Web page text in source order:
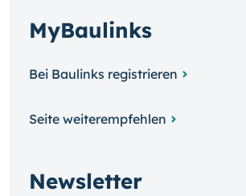
MyBaulinks
Bei Baulinks registrieren
Seite weiterempfehlen
Newsletter